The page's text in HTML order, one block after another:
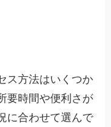
ス方法はいくつか
要時間や便利さが
に合わせて選んで